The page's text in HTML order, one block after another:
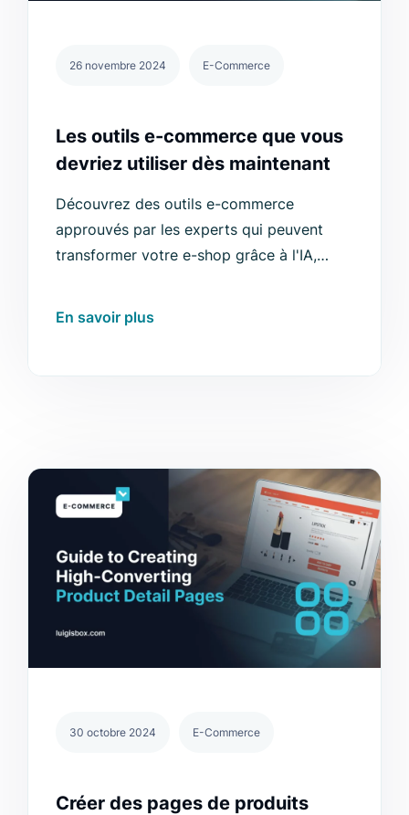
26 novembre 2024 E-Commerce
Les outils e-commerce que vous
devriez utiliser dès maintenant
Découvrez des outils e-commerce
approuvés par les experts qui peuvent
transformer votre e-shop grâce à l'IA,
En savoir plus
30 octobre 2024 E-Commerce
Créer des pages de produits